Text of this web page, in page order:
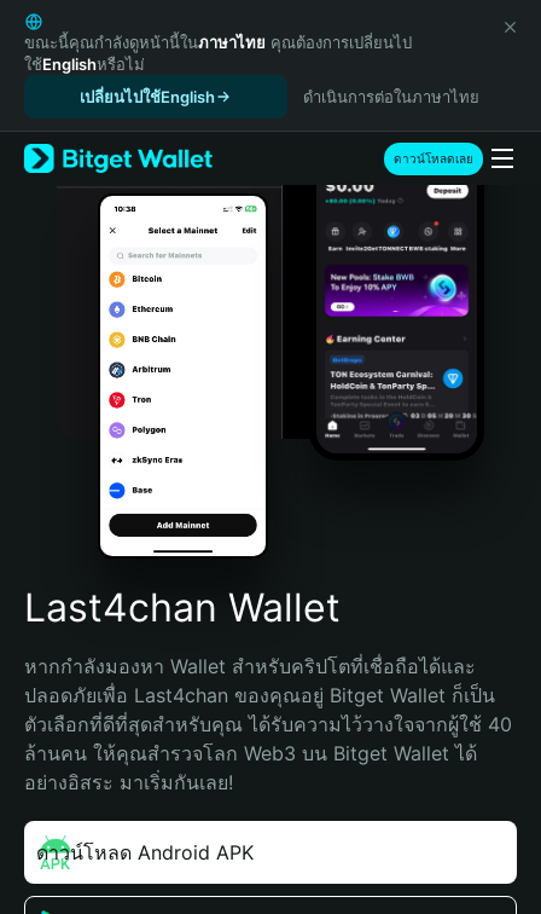
English
日本語
Tiếng Việt
Español (Latinoamérica)
Türkçe
Italiano
Português (Portugal)
Bahasa Indonesia
Português (Brasil)
Español (Argentina)
ขณะนี้คุณกำลังดูหน้านี้ในภาษาไทย คุณต้องการเปลี่ยนไป
ใช้Englishหรือไม่
เปลี่ยนไปใช้English
ดำเนินการต่อในภาษาไทย
ดาวน์โหลดเลย
Last4chan Wallet
หากกำลังมองหา Wallet สำหรับคริปโตที่เชื่อถือได้และ
ปลอดภัยเพื่อ Last4chan ของคุณอยู่ Bitget Wallet ก็เป็น
ตัวเลือกที่ดีที่สุดสำหรับคุณ ได้รับความไว้วางใจจากผู้ใช้ 40
ล้านคน ให้คุณสำรวจโลก Web3 บน Bitget Wallet ได้
อย่างอิสระ มาเริ่มกันเลย!
ดาวน์โหลด Android APK